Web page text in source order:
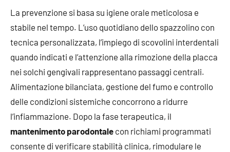
La prevenzione si basa su igiene orale meticolosa e
stabile nel tempo. L’uso quotidiano dello spazzolino con
tecnica personalizzata, l’impiego di scovolini interdentali
quando indicati e l’attenzione alla rimozione della placca
nei solchi gengivali rappresentano passaggi centrali.
Alimentazione bilanciata, gestione del fumo e controllo
delle condizioni sistemiche concorrono a ridurre
l’infiammazione. Dopo la fase terapeutica, il
mantenimento parodontale con richiami programmati
consente di verificare stabilità clinica, rimodulare le